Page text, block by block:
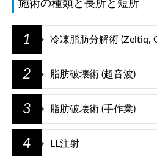
施術の種類と長所と短所
1 冷凍脂肪分解術 (Zeltiq,
2 脂肪破壊術 (超音波)
3 脂肪破壊術 (手作業)
4 LL注射